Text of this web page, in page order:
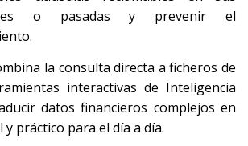
o pasadas y prevenir el
la consulta directa a ficheros de
interactivas de Inteligencia
datos financieros complejos en
práctico para el día a día.